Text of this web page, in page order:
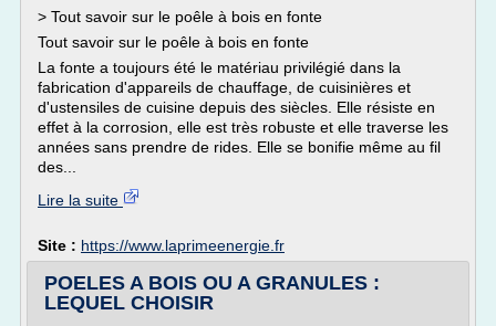
> Tout savoir sur le poêle à bois en fonte
Tout savoir sur le poêle à bois en fonte
La fonte a toujours été le matériau privilégié dans la
fabrication d'appareils de chauffage, de cuisinières et
d'ustensiles de cuisine depuis des siècles. Elle résiste en
effet à la corrosion, elle est très robuste et elle traverse les
années sans prendre de rides. Elle se bonifie même au fil
des...
Lire la suite
Site : https://www.laprimeenergie.fr
POELES A BOIS OU A GRANULES :
LEQUEL CHOISIR